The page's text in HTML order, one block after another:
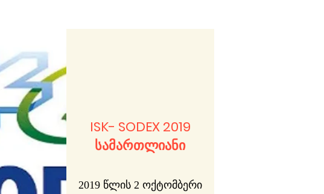
ISK- SODEX 2019
სამართლიანი
2019 წლის 2 ოქტომბერი